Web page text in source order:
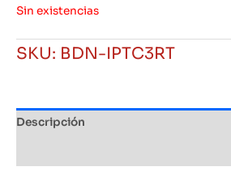
Sin existencias
SKU: BDN-IPTC3RT
Descripción